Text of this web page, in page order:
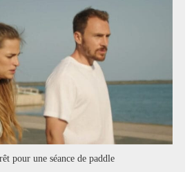
pour une séance de paddle